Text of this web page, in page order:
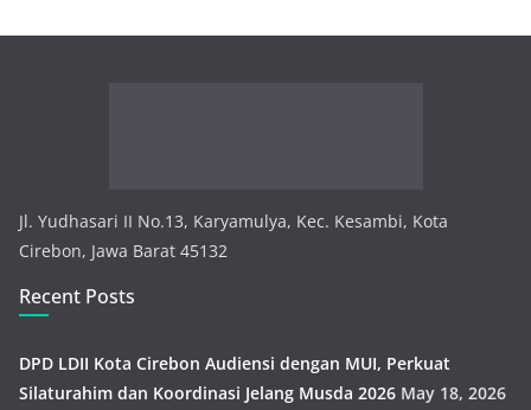
Jl. Yudhasari II No.13, Karyamulya, Kec. Kesambi, Kota
Cirebon, Jawa Barat 45132
Recent Posts
DPD LDII Kota Cirebon Audiensi dengan MUI, Perkuat
Silaturahim dan Koordinasi Jelang Musda 2026 May 18, 2026